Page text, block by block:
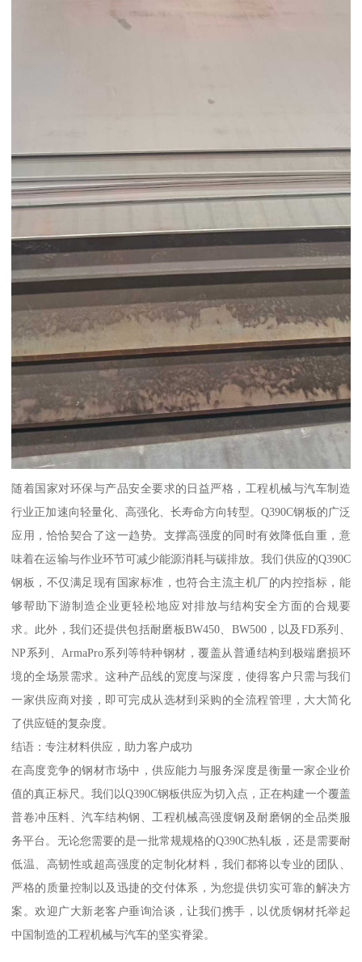
随着国家对环保与产品安全要求的日益严格，工程机械与汽车制造
行业正加速向轻量化、高强化、长寿命方向转型。Q390C钢板的广泛
应用，恰恰契合了这一趋势。支撑高强度的同时有效降低自重，意
味着在运输与作业环节可减少能源消耗与碳排放。我们供应的Q390C
钢板，不仅满足现有国家标准，也符合主流主机厂的内控指标，能
够帮助下游制造企业更轻松地应对排放与结构安全方面的合规要
求。此外，我们还提供包括耐磨板BW450、BW500，以及FD系列、
NP系列、ArmaPro系列等特种钢材，覆盖从普通结构到极端磨损环
境的全场景需求。这种产品线的宽度与深度，使得客户只需与我们
一家供应商对接，即可完成从选材到采购的全流程管理，大大简化
了供应链的复杂度。
结语：专注材料供应，助力客户成功
在高度竞争的钢材市场中，供应能力与服务深度是衡量一家企业价
值的真正标尺。我们以Q390C钢板供应为切入点，正在构建一个覆盖
普卷冲压料、汽车结构钢、工程机械高强度钢及耐磨钢的全品类服
务平台。无论您需要的是一批常规规格的Q390C热轧板，还是需要耐
低温、高韧性或超高强度的定制化材料，我们都将以专业的团队、
严格的质量控制以及迅捷的交付体系，为您提供切实可靠的解决方
案。欢迎广大新老客户垂询洽谈，让我们携手，以优质钢材托举起
中国制造的工程机械与汽车的坚实脊梁。